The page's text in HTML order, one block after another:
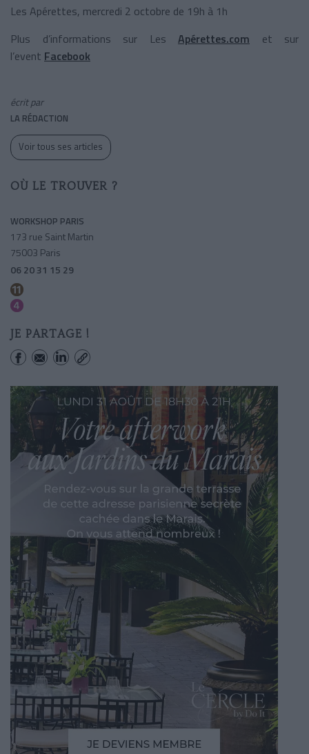
Les Apérettes, mercredi 2 octobre de 19h à 1h
Plus d’informations sur Les Apérettes.com et sur
l’event Facebook
écrit par
LA RÉDACTION
Voir tous ses articles
OÙ LE TROUVER ?
WORKSHOP PARIS
173 rue Saint Martin
75003 Paris
06 20 31 15 29
JE PARTAGE !